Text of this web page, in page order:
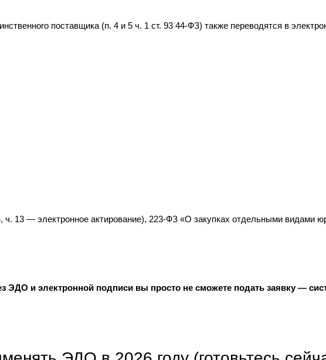
поставщика (п. 4 и 5 ч. 1 ст. 93 44-ФЗ) также переводятся в
ч. 13 — электронное актирование), 223-ФЗ «О закупках отдельными видами
ЭДО и электронной подписи вы просто не сможете подать заявку —